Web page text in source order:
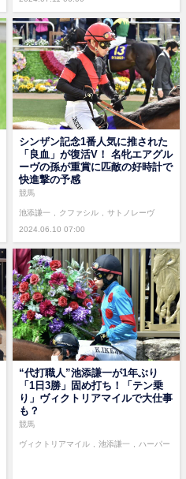
シンザン記念1番人気に推された
「良血」が復活V！ 名牝エアグル
ーヴの孫が重賞に匹敵の好時計で
快進撃の予感
2024.06.10 07:00
競馬
池添謙一 クファシル サトノレーヴ
“代打職人”池添謙一が1年ぶり
「1日3勝」固め打ち！「テン乗
り」ヴィクトリアマイルで大仕事
も？
競馬
ヴィクトリアマイル 池添謙一 ハーパー